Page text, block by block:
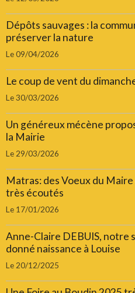
Dépôts sauvages : la
préserver la nature
Le 09/04/2026
Le coup de vent du
Le 30/03/2026
Un généreux mécène
la Mairie
Le 29/03/2026
Matras: des Voeux du
très écoutés
Le 17/01/2026
Anne-Claire DEBUIS, notre
donné naissance à Louise
Le 20/12/2025